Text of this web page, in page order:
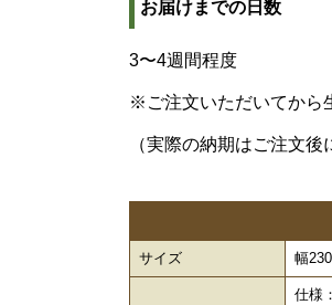
お届けまでの日数
3〜4週間程度
※ご注文いただいてから
（実際の納期はご注文後
サイズ 幅
仕様